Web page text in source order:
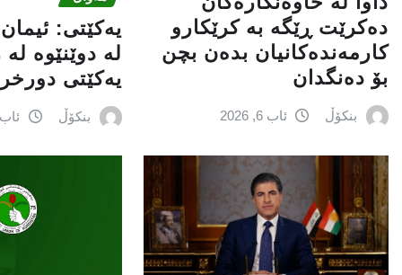
دەکرێت ڕێگە بە کرێکارو
کارمەندەکانیان بدەن بچن
بۆ دەنگدان
بنکۆڵ ئاب 6, 2026
یه‌كێتی:
له‌ دوێنێوه‌
یه‌كێتی
بنکۆڵ ئاب 6, 2026